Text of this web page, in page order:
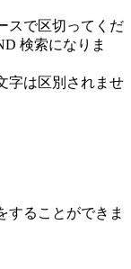
スで区切ってくだ
検索になりま
字は区別されませ
することができま